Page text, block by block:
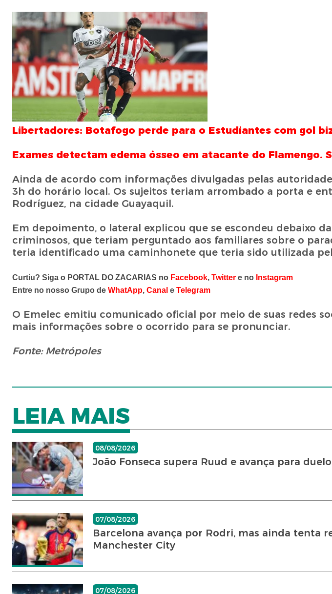
Libertadores: Botafogo perde para o Estudiantes com gol
Exames detectam edema ósseo em atacante do Flamengo.
Ainda de acordo com informações divulgadas pelas
3h do horário local. Os sujeitos teriam arrombado a porta e
Rodríguez, na cidade Guayaquil.
Em depoimento, o lateral explicou que se escondeu debaixo
criminosos, que teriam perguntado aos familiares sobre o
teria identificado uma caminhonete que teria sido utilizada
Curtiu? Siga o PORTAL DO ZACARIAS no Facebook, Twittere no Instagram
Entre no nosso Grupo de WhatApp, Canal e Telegram
O Emelec emitiu comunicado oficial por meio de suas redes
mais informações sobre o ocorrido para se pronunciar.
Fonte: Metrópoles
LEIA MAIS
08/08/2026
João Fonseca supera Ruud e avança para
07/08/2026
Barcelona avança por Rodri, mas ainda tenta
Manchester City
07/08/2026